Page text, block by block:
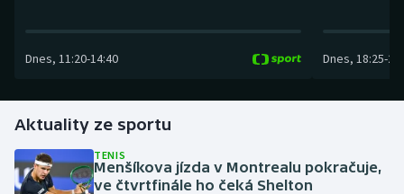
Florbal
Futsal
Dnes, 11:20-14:40 Dnes, 18:25-
Aktuality ze sportu
TENIS
Menšíkova jízda v Montrealu pokračuje,
ve čtvrtfinále ho čeká Shelton